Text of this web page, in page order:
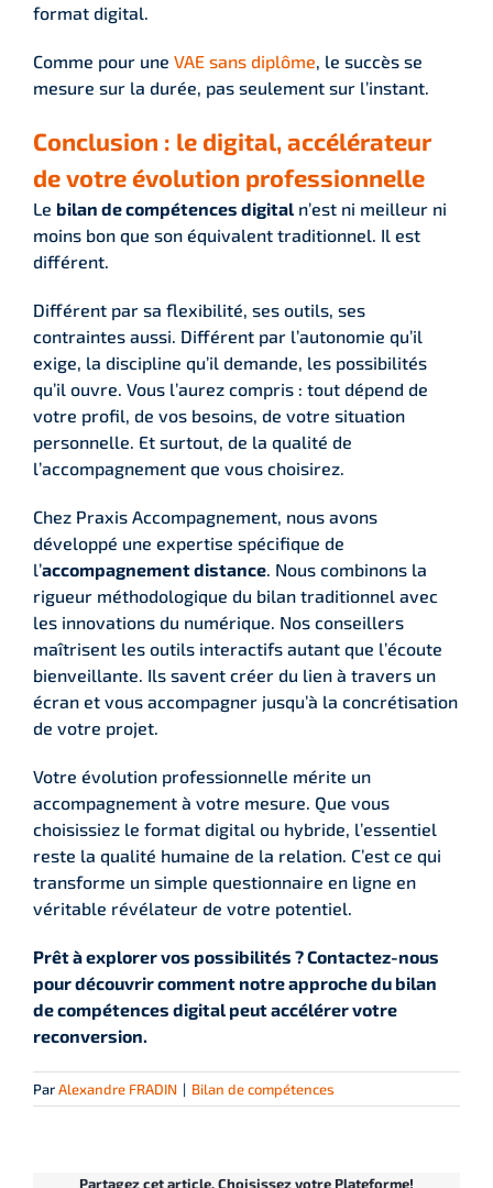
format digital.
Comme pour une VAE sans diplôme , le succès se
mesure sur la durée, pas seulement sur l’instant.
Conclusion : le digital, accélérateur
de votre évolution professionnelle
Le bilan de compétences digital n’est ni meilleur ni
moins bon que son équivalent traditionnel. Il est
différent.
Différent par sa flexibilité, ses outils, ses
contraintes aussi. Différent par l’autonomie qu’il
exige, la discipline qu’il demande, les possibilités
qu’il ouvre. Vous l’aurez compris : tout dépend de
votre profil, de vos besoins, de votre situation
personnelle. Et surtout, de la qualité de
l’accompagnement que vous choisirez.
Chez Praxis Accompagnement, nous avons
développé une expertise spécifique de
l’accompagnement distance . Nous combinons la
rigueur méthodologique du bilan traditionnel avec
les innovations du numérique. Nos conseillers
maîtrisent les outils interactifs autant que l’écoute
bienveillante. Ils savent créer du lien à travers un
écran et vous accompagner jusqu’à la concrétisation
de votre projet.
Votre évolution professionnelle mérite un
accompagnement à votre mesure. Que vous
choisissiez le format digital ou hybride, l’essentiel
reste la qualité humaine de la relation. C’est ce qui
transforme un simple questionnaire en ligne en
véritable révélateur de votre potentiel.
Prêt à explorer vos possibilités ? Contactez-nous
pour découvrir comment notre approche du bilan
de compétences digital peut accélérer votre
reconversion.
ParAlexandre FRADIN | Bilan de compétences
Partagez cet article, Choisissez votre Plateforme!